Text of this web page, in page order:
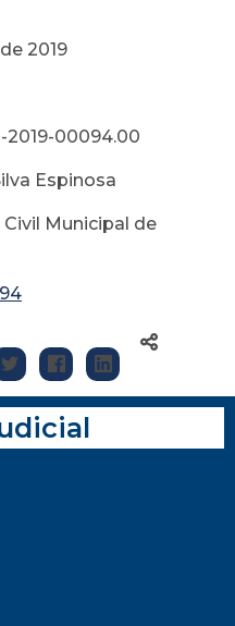
2019-00094.00
Espinosa
Municipal de